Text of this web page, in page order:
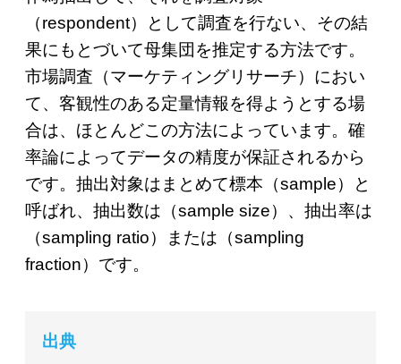
（respondent）として調査を行ない、その結
果にもとづいて母集団を推定する方法です。
市場調査（マーケティングリサーチ）におい
て、客観性のある定量情報を得ようとする場
合は、ほとんどこの方法によっています。確
率論によってデータの精度が保証されるから
です。抽出対象はまとめて標本（sample）と
呼ばれ、抽出数は（sample size）、抽出率は
（sampling ratio）または（sampling
fraction）です。
出典